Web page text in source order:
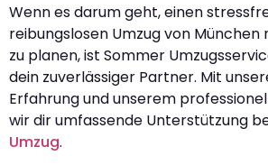
Wenn es darum geht, einen
reibungslosen Umzug von
zu planen, ist Sommer
dein zuverlässiger Partner. Mit
Erfahrung und unserem
wir dir umfassende Unterstützung
Umzug.